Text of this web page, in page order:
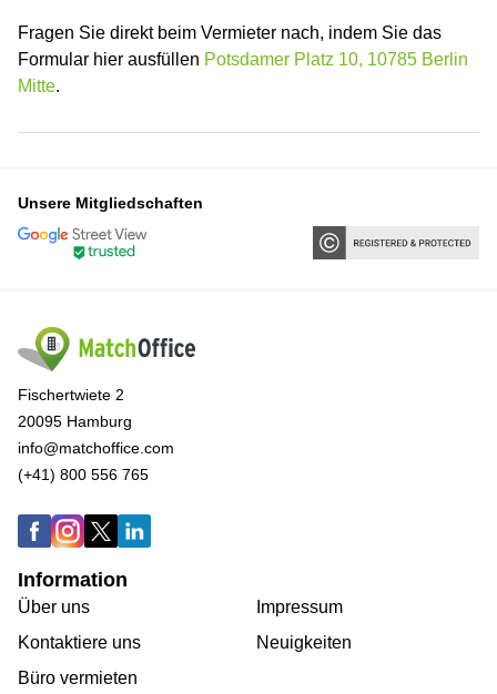
Fragen Sie direkt beim Vermieter nach, indem Sie das
Formular hier ausfüllen Potsdamer Platz 10, 10785 Berlin
Mitte.
Unsere Mitgliedschaften
Fischertwiete 2
20095 Hamburg
info@matchoffice.com
(+41) 800 556 765
Information
Über uns
Kontaktiere uns
Büro vermieten
Impressum
Neuigkeiten